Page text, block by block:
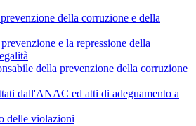
della corruzione e della
e la repressione della
della prevenzione della corruzione
dall'ANAC ed atti di adeguamento a
delle violazioni